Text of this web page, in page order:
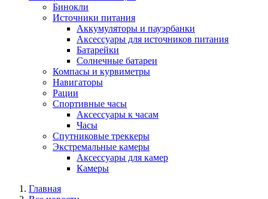
Бинокли
Источники питания
Аккумуляторы и пауэрбанки
Аксессуары для источников питания
Батарейки
Солнечные батареи
Компасы и курвиметры
Навигаторы
Рации
Спортивные часы
Аксессуары к часам
Часы
Спутниковые треккеры
Экстремальные камеры
Аксессуары для камер
Камеры
Главная